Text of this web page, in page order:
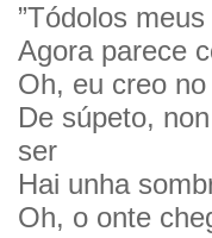
”Tódolos
Agora parece
Oh, eu creo
De súpeto,
ser
Hai unha
Oh, o onte